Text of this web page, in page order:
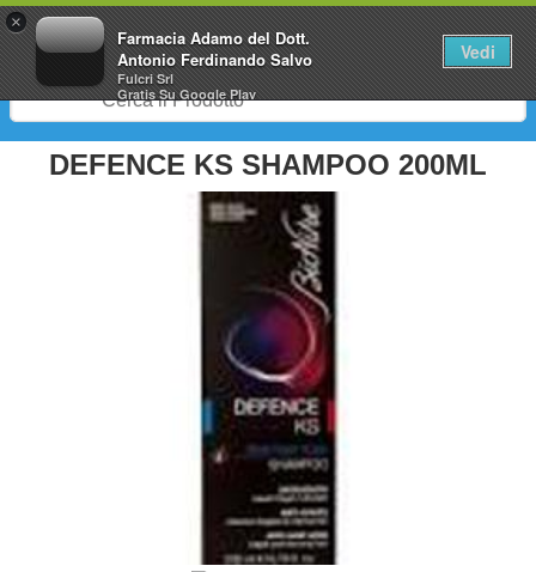
×
Farmacia Adamo del Dott.
Antonio Ferdinando Salvo
Fulcri Srl
GratisSu Google Play
Vedi
0
DEFENCE KS SHAMPOO 200ML